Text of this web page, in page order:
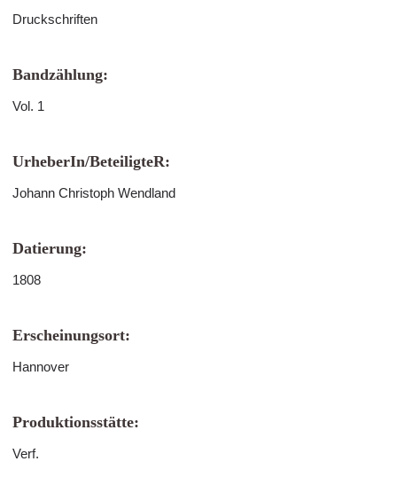
Druckschriften
Bandzählung:
Vol. 1
UrheberIn/BeteiligteR:
Johann Christoph Wendland
Datierung:
1808
Erscheinungsort:
Hannover
Produktionsstätte:
Verf.